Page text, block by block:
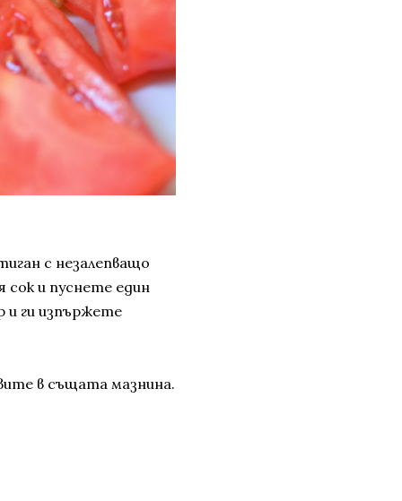
с незалепващо
и пуснете един
и ги изпържете
в същата мазнина.